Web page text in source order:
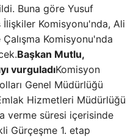
Buna göre Yusuf
İlişkiler Komisyonu'nda, Ali
Komisyonu'nda
Başkan Mutlu,
vurguladıKomisyon
Genel Müdürlüğü
Hizmetleri Müdürlüğü
verme süresi içerisinde
Gürçeşme 1. etap